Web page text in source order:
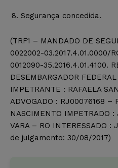
Segurança concedida.
(TRF1 – MANDADO DE
0022002-03.2017.4.01.0000/
0012090-35.2016.4.01.4100.
DESEMBARGADOR
IMPETRANTE : RAFAELA
ADVOGADO : RJ00076168 –
NASCIMENTO IMPETRADO
VARA – RO INTERESSADO :
de julgamento: 30/08/2017)